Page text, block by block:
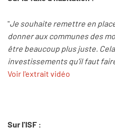
"Je souhaite remettre en
donner aux communes des
être beaucoup plus juste.
investissements qu'il faut
Voir l'extrait vidéo
Sur l'ISF :